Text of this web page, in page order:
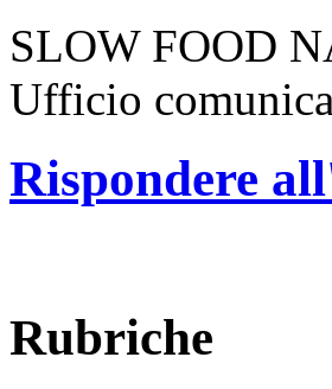
SLOW FOOD
Ufficio
Rispondere
Rubriche